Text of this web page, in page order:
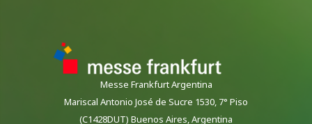
Messe Frankfurt Argentina
Mariscal Antonio José de Sucre 1530, 7° Piso
(C1428DUT) Buenos Aires, Argentina